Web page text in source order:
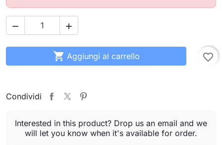
 
 Aggiungi al carrello favorite_border
Condividi
Interested in this product? Drop us an email and we
will let you know when it's available for order.